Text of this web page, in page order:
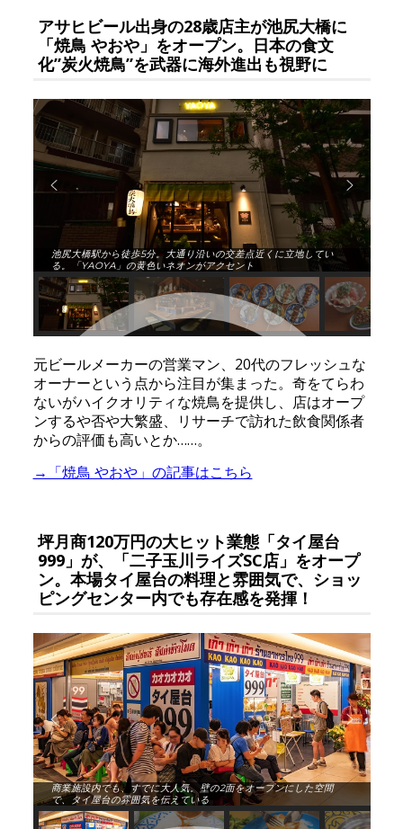
アサヒビール出身の28歳店主が池尻大橋に
「焼鳥 やおや」をオープン。日本の食文
化”炭火焼鳥”を武器に海外進出も視野に
池尻大橋駅から徒歩5分。大通り沿いの交差点近くに立地してい
る。「YAOYA」の黄色いネオンがアクセント
元ビールメーカーの営業マン、20代のフレッシュな
オーナーという点から注目が集まった。奇をてらわ
ないがハイクオリティな焼鳥を提供し、店はオープ
ンするや否や大繁盛、リサーチで訪れた飲食関係者
からの評価も高いとか……。
→「焼鳥 やおや」の記事はこちら
坪月商120万円の大ヒット業態「タイ屋台
999」が、「二子玉川ライズSC店」をオープ
ン。本場タイ屋台の料理と雰囲気で、ショッ
ピングセンター内でも存在感を発揮！
商業施設内でも、すでに大人気。壁の2面をオープンにした空間
で、タイ屋台の雰囲気を伝えている